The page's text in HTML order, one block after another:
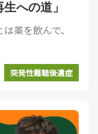
への道」
薬を飲んで、
突発性難聴後遺症